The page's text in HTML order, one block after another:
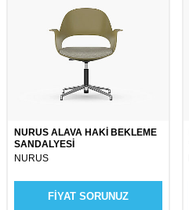
NURUS ALAVA HAKİ BEKLEME
SANDALYESİ
NURUS
FIYAT SORUNUZ